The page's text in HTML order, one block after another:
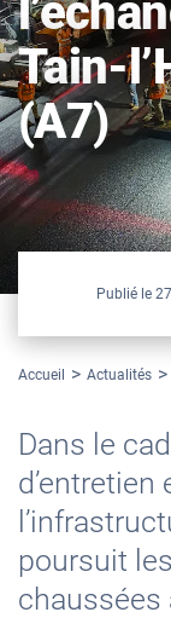
Tain-
(A7)
Publié le
Accueil Actualités
Dans le
poursuit
chaussées